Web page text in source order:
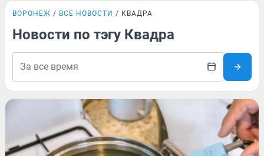
ВОРОНЕЖ ВСЕ НОВОСТИ КВАДРА
Новости по тэгу Квадра